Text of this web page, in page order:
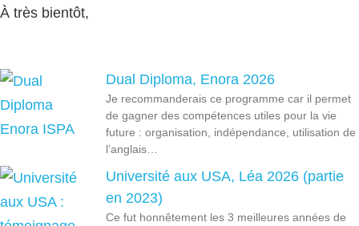
À très bientôt,
Dual Diploma, Enora 2026
Je recommanderais ce programme car il permet
de gagner des compétences utiles pour la vie
future : organisation, indépendance, utilisation de
l’anglais…
Université aux USA, Léa 2026 (partie
en 2023)
Ce fut honnêtement les 3 meilleures années de